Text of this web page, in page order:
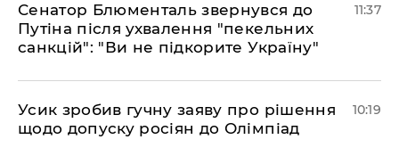
Сенатор Блюменталь звернувся до
Путіна після ухвалення "пекельних
санкцій": "Ви не підкорите Україну"
11:37
Усик зробив гучну заяву про рішення
щодо допуску росіян до Олімпіад
10:19